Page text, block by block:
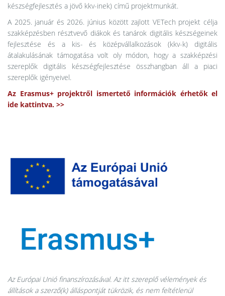
készségfejlesztés a jövő kkv-inek) című projektmunkát.
A 2025. január és 2026. június között zajlott VETech projekt célja
szakképzésben résztvevő diákok és tanárok digitális készségeinek
fejlesztése és a kis- és középvállalkozások (kkv-k) digitális
átalakulásának támogatása volt oly módon, hogy a szakképzési
szereplők digitális készségfejlesztése összhangban áll a piaci
szereplők igényeivel.
Az Erasmus+ projektről ismertető információk érhetők el
ide kattintva. >>
Az Európai Unió finanszírozásával. Az itt szereplő vélemények és
állítások a szerző(k) álláspontját tükrözik, és nem feltétlenül